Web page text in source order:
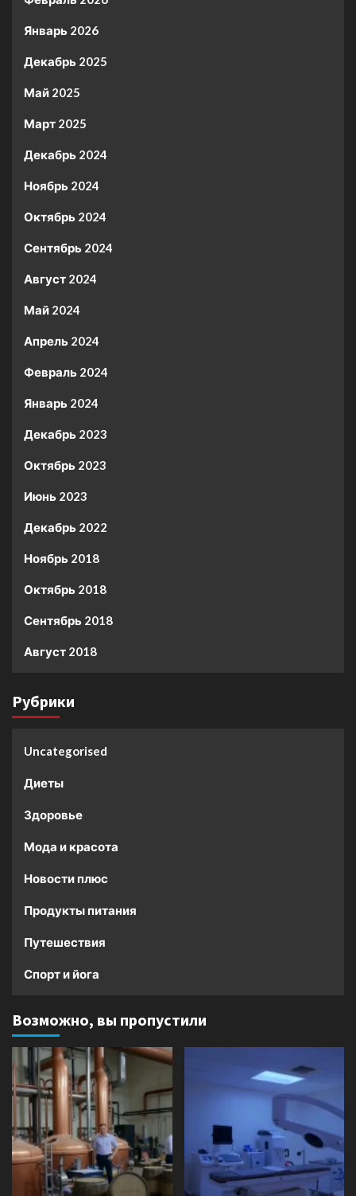
Январь 2026
Декабрь 2025
Май 2025
Март 2025
Декабрь 2024
Ноябрь 2024
Октябрь 2024
Сентябрь 2024
Август 2024
Май 2024
Апрель 2024
Февраль 2024
Январь 2024
Декабрь 2023
Октябрь 2023
Июнь 2023
Декабрь 2022
Ноябрь 2018
Октябрь 2018
Сентябрь 2018
Август 2018
Рубрики
Uncategorised
Диеты
Здоровье
Мода и красота
Новости плюс
Продукты питания
Путешествия
Спорт и йога
Возможно, вы пропустили